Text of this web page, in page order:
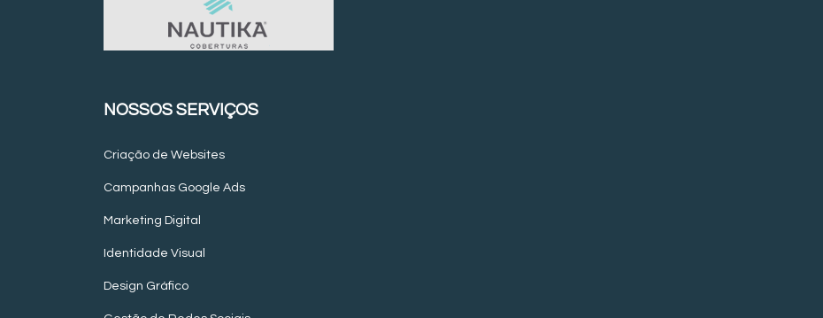
NOSSOS SERVIÇOS
Criação de Websites
Campanhas Google Ads
Marketing Digital
Identidade Visual
Design Gráfico